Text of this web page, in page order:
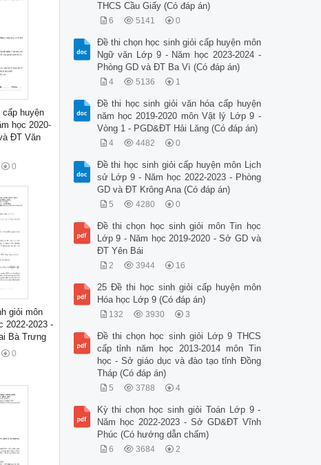
huyện
học 2020-
ĐT Văn
0
giỏi môn
2022-2023 -
Bà Trưng
0
THCS Cầu Giấy (Có đáp án)
6 5141 0
Đề thi chọn học sinh giỏi cấp huyện môn
Ngữ văn Lớp 9 - Năm học 2023-2024 -
Phòng GD và ĐT Ba Vì (Có đáp án)
4 5136 1
Đề thi học sinh giỏi văn hóa cấp huyện
năm học 2019-2020 môn Vật lý Lớp 9 -
Vòng 1 - PGD&ĐT Hải Lăng (Có đáp án)
4 4482 0
Đề thi học sinh giỏi cấp huyện môn Lịch
sử Lớp 9 - Năm học 2022-2023 - Phòng
GD và ĐT Krông Ana (Có đáp án)
5 4280 0
Đề thi chọn học sinh giỏi môn Tin học
Lớp 9 - Năm học 2019-2020 - Sở GD và
ĐT Yên Bái
2 3944 16
25 Đề thi học sinh giỏi cấp huyện môn
Hóa học Lớp 9 (Có đáp án)
132 3930 3
Đề thi chọn học sinh giỏi Lớp 9 THCS
cấp tỉnh năm học 2013-2014 môn Tin
học - Sở giáo dục và đào tạo tỉnh Đồng
Tháp (Có đáp án)
5 3788 4
Kỳ thi chọn học sinh giỏi Toán Lớp 9 -
Năm học 2022-2023 - Sở GD&ĐT Vĩnh
Phúc (Có hướng dẫn chấm)
6 3684 2